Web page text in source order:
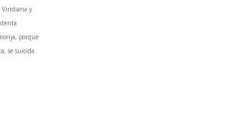
Viridiana y
porque
se suicida.